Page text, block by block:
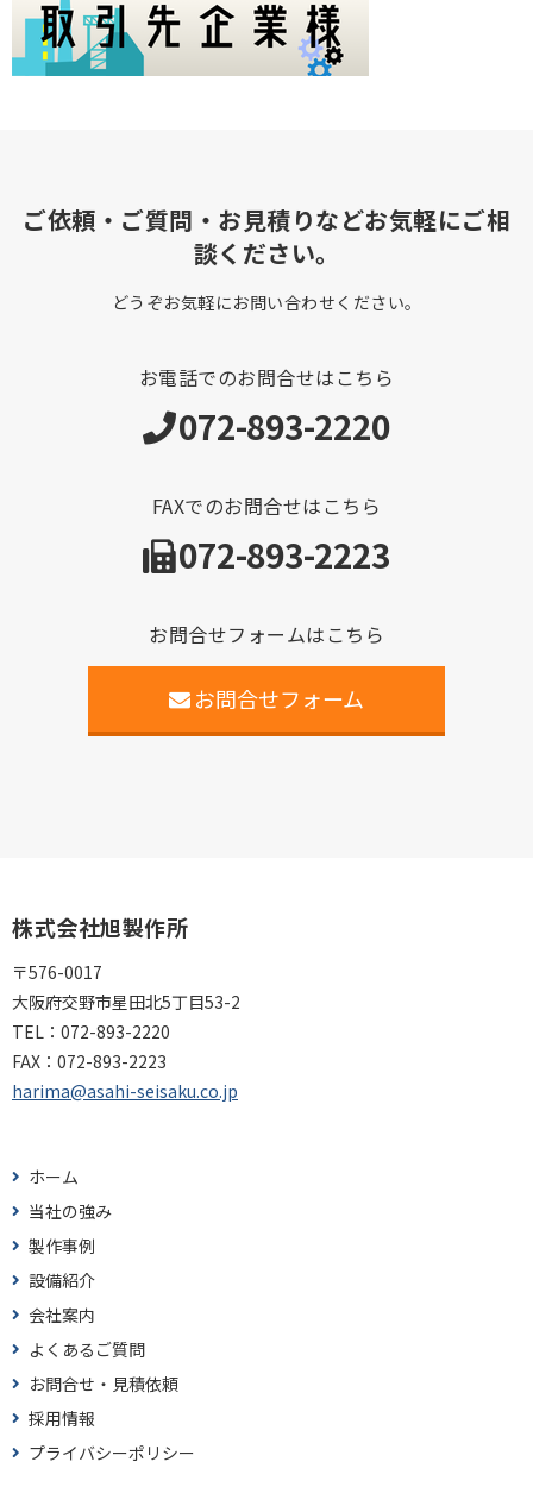
ご依頼・ご質問・お見積りなどお気軽にご相
談ください。
どうぞお気軽にお問い合わせください。
お電話でのお問合せはこちら
072-893-2220
FAXでのお問合せはこちら
072-893-2223
お問合せフォームはこちら
お問合せフォーム
株式会社旭製作所
〒576-0017
大阪府交野市星田北5丁目53-2
TEL： 072-893-2220
FAX： 072-893-2223
harima@asahi-seisaku.co.jp
ホーム
当社の強み
製作事例
設備紹介
会社案内
よくあるご質問
お問合せ・見積依頼
採用情報
プライバシーポリシー